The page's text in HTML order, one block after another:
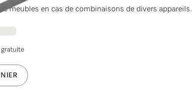
meubles en cas de combinaisons de divers appareils.
gratuite